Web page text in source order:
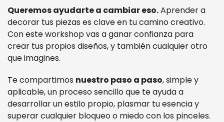
Queremos ayudarte a cambiar eso.Aprender a
decorar tus piezas es clave en tu camino creativo.
Con este workshop vas a ganar confianza para
crear tus propios diseños, y también cualquier otro
que imagines.
Te compartimos nuestro paso a paso, simple y
aplicable, un proceso sencillo que te ayuda a
desarrollar un estilo propio, plasmar tu esencia y
superar cualquier bloqueo o miedo con los pinceles.